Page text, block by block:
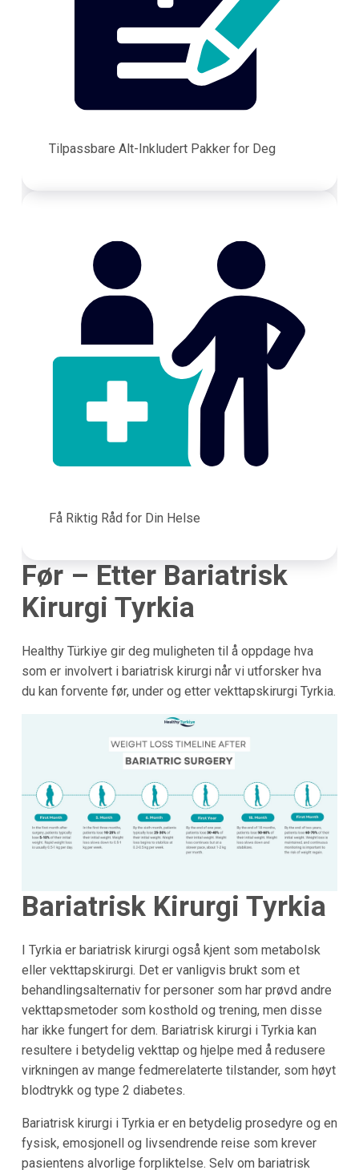
Tilpassbare Alt-Inkludert Pakker for Deg
Få Riktig Råd for Din Helse
Før – Etter Bariatrisk
Kirurgi Tyrkia
Healthy Türkiye gir deg muligheten til å oppdage hva
som er involvert i bariatrisk kirurgi når vi utforsker hva
du kan forvente før, under og etter vekttapskirurgi Tyrkia.
Bariatrisk Kirurgi Tyrkia
I Tyrkia er bariatrisk kirurgi også kjent som metabolsk
eller vekttapskirurgi. Det er vanligvis brukt som et
behandlingsalternativ for personer som har prøvd andre
vekttapsmetoder som kosthold og trening, men disse
har ikke fungert for dem. Bariatrisk kirurgi i Tyrkia kan
resultere i betydelig vekttap og hjelpe med å redusere
virkningen av mange fedmerelaterte tilstander, som høyt
blodtrykk og type 2 diabetes.
Bariatrisk kirurgi i Tyrkia er en betydelig prosedyre og en
fysisk, emosjonell og livsendrende reise som krever
pasientens alvorlige forpliktelse. Selv om bariatrisk